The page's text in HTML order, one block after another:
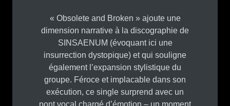
« Obsolete and Broken » ajoute une
dimension narrative à la discographie de
SINSAENUM (évoquant ici une
insurrection dystopique) et qui souligne
également l’expansion stylistique du
groupe. Féroce et implacable dans son
exécution, ce single surprend avec un
pont vocal chargé d’émotion – un moment